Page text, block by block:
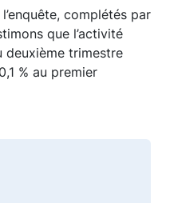
complétés par
que l’activité
deuxième trimestre
% au premier